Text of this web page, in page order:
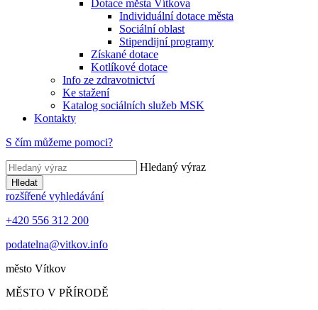
Dotace města Vítkova
Individuální dotace města
Sociální oblast
Stipendijní programy
Získané dotace
Kotlíkové dotace
Info ze zdravotnictví
Ke stažení
Katalog sociálních služeb MSK
Kontakty
S čím můžeme pomoci?
Hledaný výraz
Hledat
rozšířené vyhledávání
+420 556 312 200
podatelna@vitkov.info
město Vítkov
MĚSTO V PŘÍRODĚ